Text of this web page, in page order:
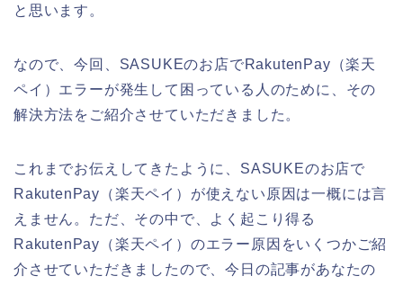
と思います。
なので、今回、SASUKEのお店でRakutenPay（楽天
ペイ）エラーが発生して困っている人のために、その
解決方法をご紹介させていただきました。
これまでお伝えしてきたように、SASUKEのお店で
RakutenPay（楽天ペイ）が使えない原因は一概には言
えません。ただ、その中で、よく起こり得る
RakutenPay（楽天ペイ）のエラー原因をいくつかご紹
介させていただきましたので、今日の記事があなたの